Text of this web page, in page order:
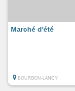
Marché d'été
BOURBON-LANCY